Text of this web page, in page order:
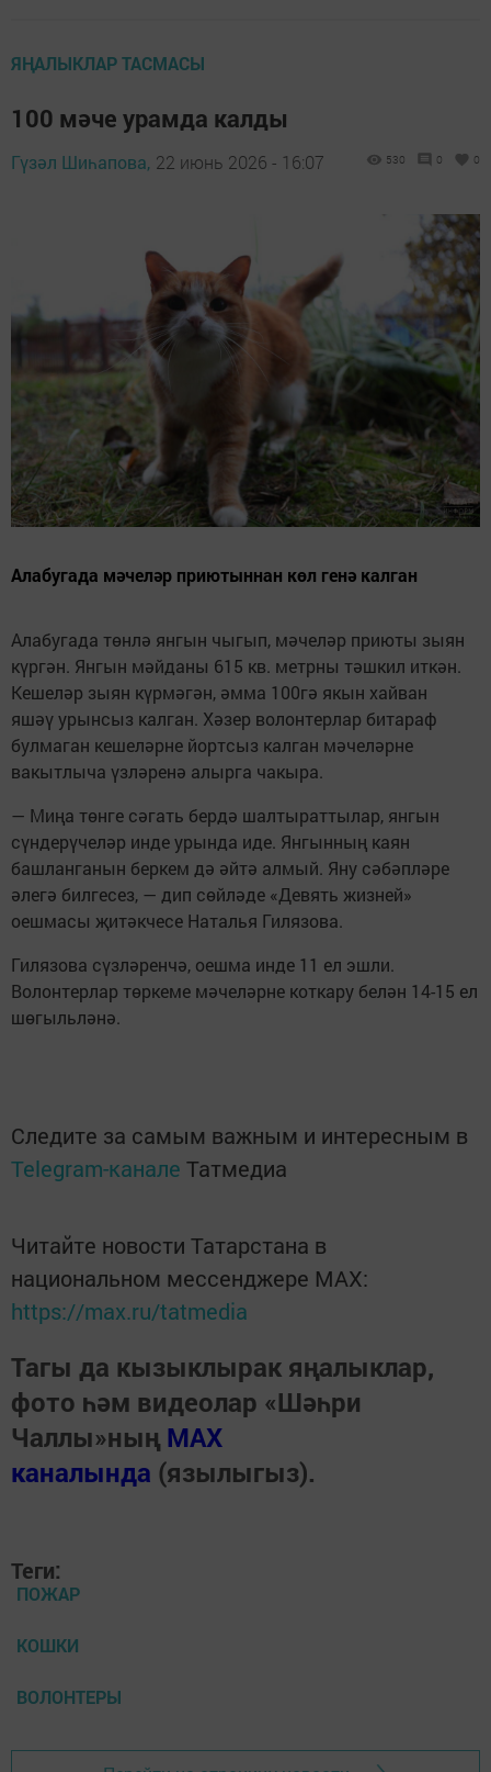
ЯҢАЛЫКЛАР ТАСМАСЫ
100 мәче урамда калды
Гүзәл Шиһапова, 22 июнь 2026 - 16:07 530 0 0
Алабугада мәчеләр приютыннан көл генә калган
Алабугада төнлә янгын чыгып, мәчеләр приюты зыян
күргән. Янгын мәйданы 615 кв. метрны тәшкил иткән.
Кешеләр зыян күрмәгән, әмма 100гә якын хайван
яшәү урынсыз калган. Хәзер волонтерлар битараф
булмаган кешеләрне йортсыз калган мәчеләрне
вакытлыча үзләренә алырга чакыра.
— Миңа төнге сәгать бердә шалтыраттылар, янгын
сүндерүчеләр инде урында иде. Янгынның каян
башланганын беркем дә әйтә алмый. Яну сәбәпләре
әлегә билгесез, — дип сөйләде «Девять жизней»
оешмасы җитәкчесе Наталья Гилязова.
Гилязова сүзләренчә, оешма инде 11 ел эшли.
Волонтерлар төркеме мәчеләрне коткару белән 14-15 ел
шөгыльләнә.
Следите за самым важным и интересным в
Telegram-канале Татмедиа
Читайте новости Татарстана в
национальном мессенджере MАХ:
https://max.ru/tatmedia
Тагы да кызыклырак яңалыклар,
фото һәм видеолар «Шәһри
Чаллы»ның MAX
каналында (язылыгыз).
Теги:
ПОЖАР
КОШКИ
ВОЛОНТЕРЫ